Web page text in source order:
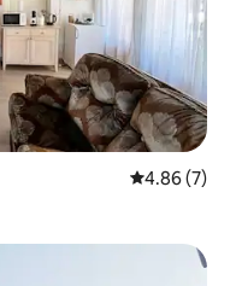
レビュー7
4.86 (7)